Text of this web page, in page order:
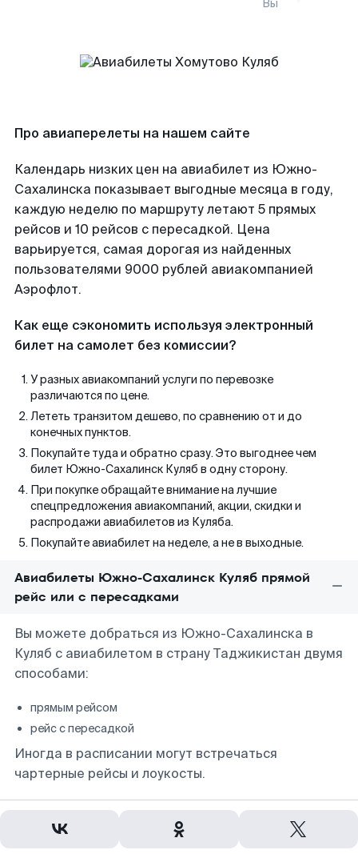
Вы
Про авиаперелеты на нашем сайте
Календарь низких цен на авиабилет из Южно-
Сахалинска показывает выгодные месяца в году,
каждую неделю по маршруту летают 5 прямых
рейсов и 10 рейсов с пересадкой. Цена
варьируется, самая дорогая из найденных
пользователями 9000 рублей авиакомпанией
Аэрофлот.
Как еще сэкономить используя электронный
билет на самолет без комиссии?
У разных авиакомпаний услуги по перевозке
различаются по цене.
Лететь транзитом дешево, по сравнению от и до
конечных пунктов.
Покупайте туда и обратно сразу. Это выгоднее чем
билет Южно-Сахалинск Куляб в одну сторону.
При покупке обращайте внимание на лучшие
спецпредложения авиакомпаний, акции, скидки и
распродажи авиабилетов из Куляба.
Покупайте авиабилет на неделе, а не в выходные.
Авиабилеты Южно-Сахалинск Куляб прямой
рейс или с пересадками
Вы можете добраться из Южно-Сахалинска в
Куляб с авиабилетом в страну Таджикистан двумя
способами:
прямым рейсом
рейс с пересадкой
Иногда в расписании могут встречаться
чартерные рейсы и лоукосты.